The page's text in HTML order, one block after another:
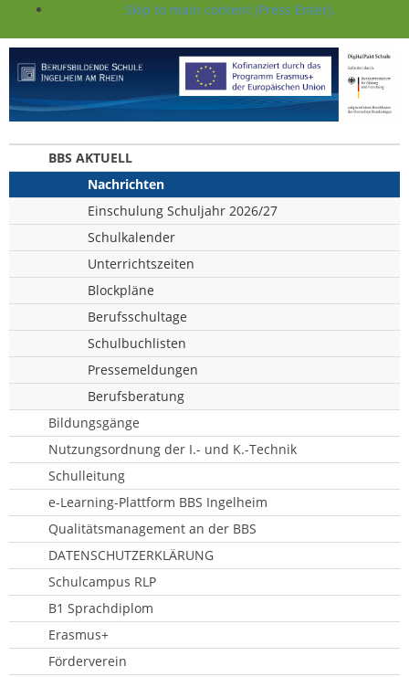
Skip to main content (Press Enter).
BBS AKTUELL
Nachrichten
Einschulung Schuljahr 2026/27
Schulkalender
Unterrichtszeiten
Blockpläne
Berufsschultage
Schulbuchlisten
Pressemeldungen
Berufsberatung
Bildungsgänge
Nutzungsordnung der I.- und K.-Technik
Schulleitung
e-Learning-Plattform BBS Ingelheim
Qualitätsmanagement an der BBS
DATENSCHUTZERKLÄRUNG
Schulcampus RLP
B1 Sprachdiplom
Erasmus+
Förderverein